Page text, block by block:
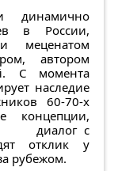
в России,
меценатом
автором
С момента
наследие
60-70-х
концепции,
диалог с
отклик у
рубежом.